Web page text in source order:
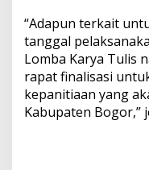
“Adapun terkait
tanggal
Lomba Karya Tulis
rapat finalisasi
kepanitiaan yang
Kabupaten Bogor,”